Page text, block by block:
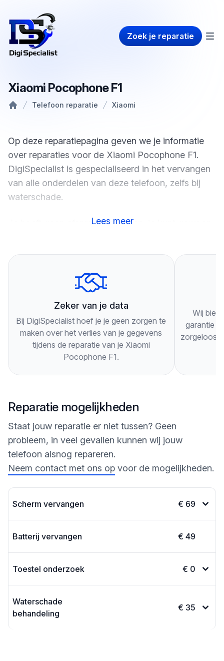
Zoek je reparatie
Xiaomi Pocophone F1
Telefoon reparatie Xiaomi
Op deze reparatiepagina geven we je informatie
over reparaties voor de Xiaomi Pocophone F1.
DigiSpecialist is gespecialiseerd in het vervangen
van alle onderdelen van deze telefoon, zelfs bij
waterschade.
Je hoeft geen afspraak te maken, je kunt gewoon
oplossing voor je specifieke probleem.
Onze technici werken snel en efficiënt, zodat je zo
snel mogelijk weer gebruik kunt maken van je
Xiaomi Pocophone F1. Als je nog vragen hebt of
langs wilt komen, kun je ons altijd bellen of een
bericht sturen via WhatsApp. Wij staan klaar om je
Lees meer
Zeker van je data
Bij DigiSpecialist hoef je je geen zorgen te
maken over het verlies van je gegevens
tijdens de reparatie van je Xiaomi
Pocophone F1.
Wij
garantie
zorgeloos
Reparatie mogelijkheden
Staat jouw reparatie er niet tussen? Geen
probleem, in veel gevallen kunnen wij jouw
telefoon alsnog repareren.
Neem contact met ons op voor de mogelijkheden.
Scherm vervangen € 69
Batterij vervangen € 49
Toestel onderzoek € 0
Waterschade
behandeling
€ 35